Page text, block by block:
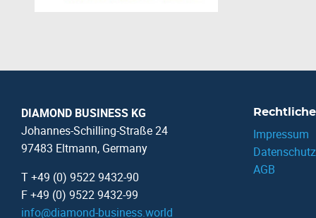
DIAMOND BUSINESS KG
Johannes-Schilling-Straße 24
97483 Eltmann, Germany
T +49 (0) 9522 9432-90
F +49 (0) 9522 9432-99
info@diamond-business.world
Impressum
Datenschutz
AGB